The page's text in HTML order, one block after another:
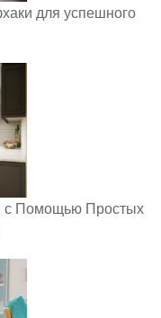
для успешного
с Помощью Простых